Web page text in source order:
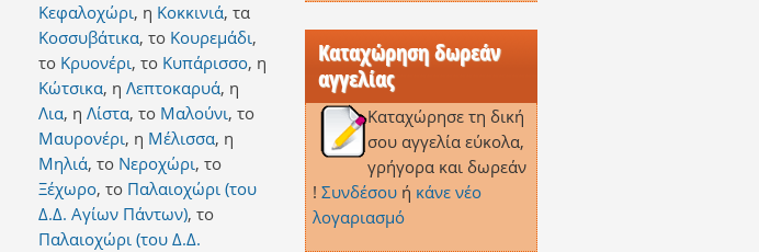
Κεφαλοχώρι, η Κοκκινιά, τα
Κοσσυβάτικα, το Κουρεμάδι,
το Κρυονέρι, το Κυπάρισσο, η
Κώτσικα, η Λεπτοκαρυά, η
Λια, η Λίστα, το Μαλούνι, το
Μαυρονέρι, η Μέλισσα, η
Μηλιά, το Νεροχώρι, το
Ξέχωρο, το Παλαιοχώρι (του
Δ.Δ. Αγίων Πάντων), το
Παλαιοχώρι (του Δ.Δ.
Καταχώρηση δωρεάν
αγγελίας
Καταχώρησε τη δική
σου αγγελία εύκολα,
γρήγορα και δωρεάν
! Συνδέσουή κάνε νέο
λογαριασμό